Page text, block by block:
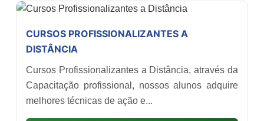
CURSOS PROFISSIONALIZANTES A
DISTÂNCIA
Cursos Profissionalizantes a Distância, através da
Capacitação profissional, nossos alunos adquire
melhores técnicas de ação e...